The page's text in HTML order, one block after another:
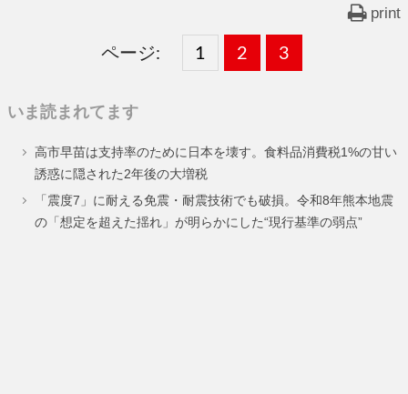
print
ページ:
固
ー
ジ
1 ,
固
ー
ジ
2 ,
固
ー
ジ
3
いま読まれてます
高市早苗は支持率のために日本を壊す。食料品消費税1%の甘い
誘惑に隠された2年後の大増税
「震度7」に耐える免震・耐震技術でも破損。令和8年熊本地震
の「想定を超えた揺れ」が明らかにした“現行基準の弱点”